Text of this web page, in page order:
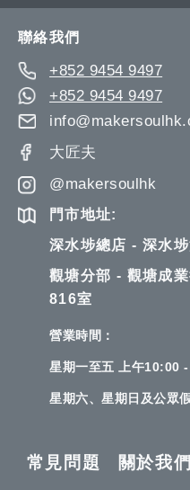
聯絡我們
+852 9454 9497
+852 9454 9497
大匠夫
@makersoulhk
門市地址:
深水埗總店 - 深水
觀塘分部 - 觀塘成
816室
營業時間：
星期一至五 上午10:00
星期六、星期日及公眾
常見問題 關於我們